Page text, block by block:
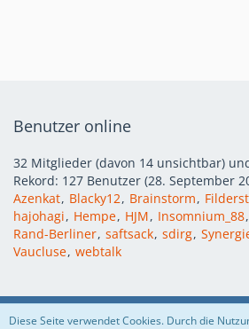
Benutzer online
32 Mitglieder (davon 14 unsichtbar)
Rekord: 127 Benutzer (28. September
Azenkat Blacky12 Brainstorm
hajohagi
Hempe HJM Insomnium_88
Rand-Berliner saftsack sdirg
Vaucluse webtalk
Regeln Datenschutzerklärung
Diese Seite verwendet Cookies. Durch die